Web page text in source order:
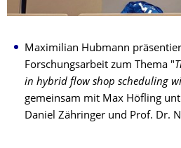
Maximilian Hubmann
Forschungsarbeit zum Thema "
in hybrid flow shop scheduling
gemeinsam mit Max Höfling
Daniel Zähringer und Prof. Dr.